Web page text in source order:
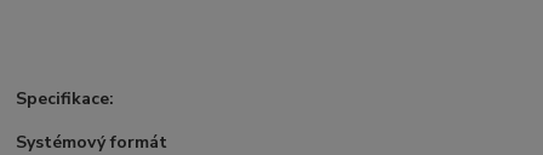
Specifikace:
Systémový formát